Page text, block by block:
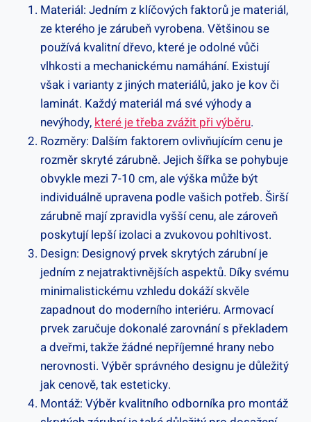
Materiál: Jedním z klíčových faktorů je materiál,
ze kterého je zárubeň vyrobena. Většinou se
používá kvalitní dřevo, které je odolné vůči
vlhkosti a mechanickému namáhání. Existují
však i varianty z jiných materiálů, jako je kov či
laminát. Každý materiál má své výhody a
nevýhody, které je třeba zvážit při výběru.
Rozměry: Dalším faktorem ovlivňujícím cenu je
rozměr skryté zárubně. Jejich šířka se pohybuje
obvykle mezi 7-10 cm, ale výška může být
individuálně upravena podle vašich potřeb. Širší
zárubně mají zpravidla vyšší cenu, ale zároveň
poskytují lepší izolaci a zvukovou pohltivost.
Design: Designový prvek skrytých zárubní je
jedním z nejatraktivnějších aspektů. Díky svému
minimalistickému vzhledu dokáží skvěle
zapadnout do moderního interiéru. Armovací
prvek zaručuje dokonalé zarovnání s překladem
a dveřmi, takže žádné nepříjemné hrany nebo
nerovnosti. Výběr správného designu je důležitý
jak cenově, tak esteticky.
Montáž: Výběr kvalitního odborníka pro montáž